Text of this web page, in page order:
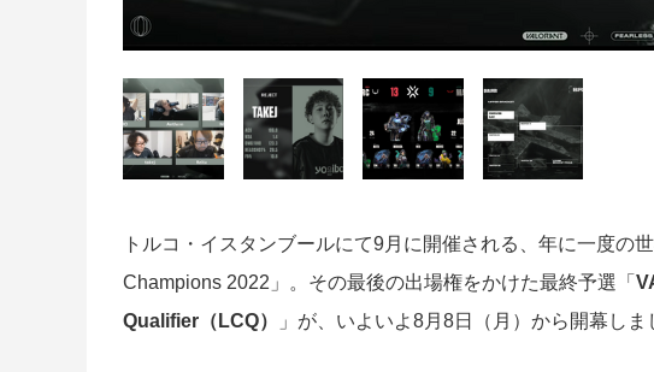
トルコ・イスタンブールにて9月に開催される、年に一度の
Champions 2022」。その最後の出場権をかけた最終予選「
Qualifier（LCQ）
」が、いよいよ8月8日（月）から開幕しま